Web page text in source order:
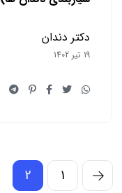
دکتر دندان
19 تیر 1402
1
2